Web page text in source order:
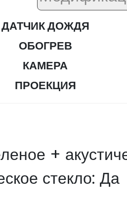
ДАТЧИК ДОЖДЯ
ОБОГРЕВ
КАМЕРА
ПРОЕКЦИЯ
+
стекло: Да